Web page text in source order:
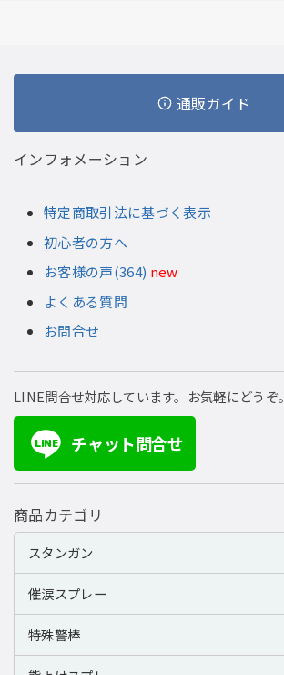
通販ガイド
インフォメーション
特定商取引法に基づく表示
初心者の方へ
お客様の声(364) new
よくある質問
お問合せ
LINE問合せ対応しています。お気軽にどうぞ。
LINE チャット問合せ
商品カテゴリ
スタンガン
催涙スプレー
特殊警棒